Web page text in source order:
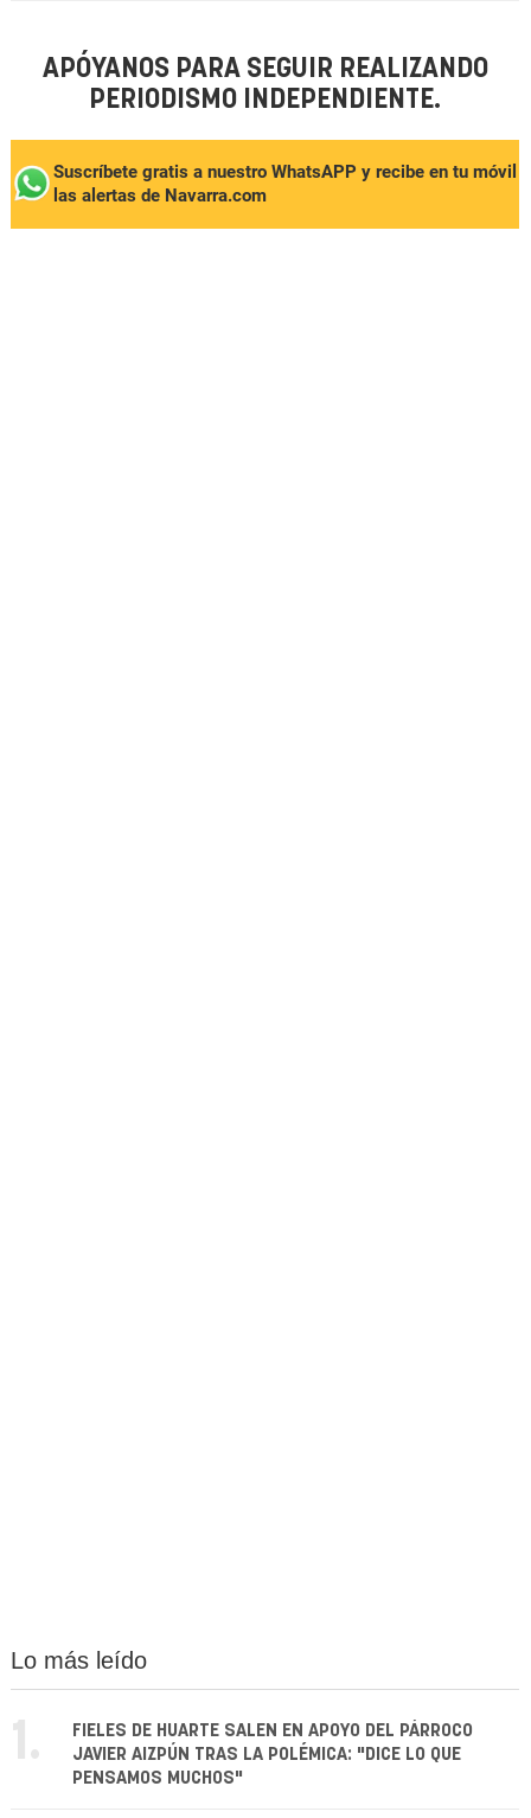
APÓYANOS PARA SEGUIR REALIZANDO
PERIODISMO INDEPENDIENTE.
Suscríbete gratis a nuestro WhatsAPP y recibe en tu móvil
las alertas de Navarra.com
Lo más leído
1.
FIELES DE HUARTE SALEN EN APOYO DEL PÁRROCO
JAVIER AIZPÚN TRAS LA POLÉMICA: "DICE LO QUE
PENSAMOS MUCHOS"